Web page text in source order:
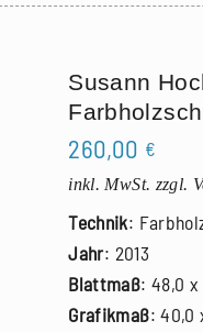
Susann
260,00 €
inkl. MwSt. zzgl.
Technik:
Jahr: 2013
Blattmaß: 48,0 x
Grafikmaß: 40,0